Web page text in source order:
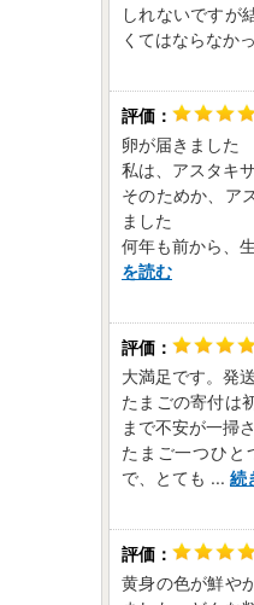
しれないですが
くてはならなか
卵が届きました
私は、アスタキ
そのためか、ア
ました
何年も前から、
を読む
大満足です。発
たまごの寄付は
まで不安が一掃
たまご一つひと
で、とても ... 続
黄身の色が鮮や